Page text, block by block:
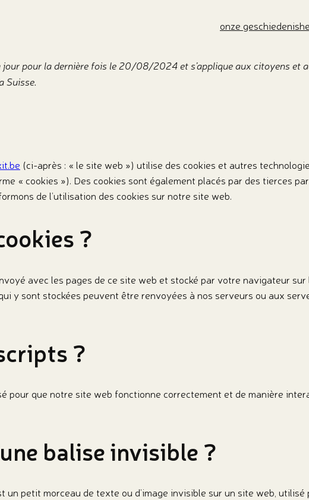
onze geschiedenis
jour pour la dernière fois le 20/08/2024 et s’applique aux citoyens et
Suisse.
(ci-après : « le site web ») utilise des cookies et autres
« cookies »). Des cookies sont également placés par des tierces
de l’utilisation des cookies sur notre site web.
?
avec les pages de ce site web et stocké par votre navigateur
y sont stockées peuvent être renvoyées à nos serveurs ou aux
?
pour que notre site web fonctionne correctement et de manière
balise invisible ?
un petit morceau de texte ou d’image invisible sur un site web,